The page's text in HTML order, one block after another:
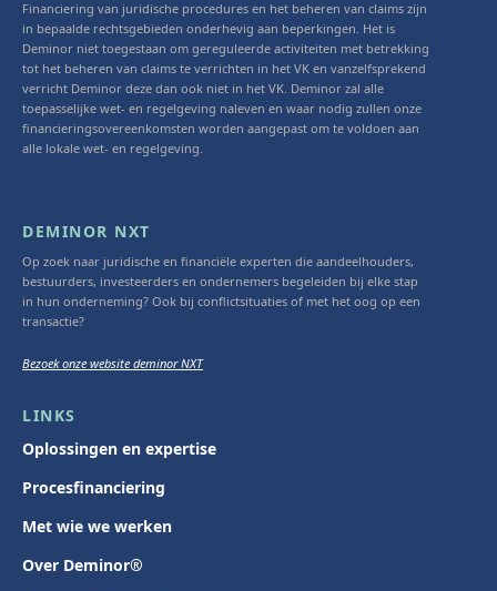
Financiering van juridische procedures en het beheren van claims zijn
in bepaalde rechtsgebieden onderhevig aan beperkingen. Het is
Deminor niet toegestaan om gereguleerde activiteiten met betrekking
tot het beheren van claims te verrichten in het VK en vanzelfsprekend
verricht Deminor deze dan ook niet in het VK. Deminor zal alle
toepasselijke wet- en regelgeving naleven en waar nodig zullen onze
financieringsovereenkomsten worden aangepast om te voldoen aan
alle lokale wet- en regelgeving.
DEMINOR NXT
Op zoek naar juridische en financiële experten die aandeelhouders,
bestuurders, investeerders en ondernemers begeleiden bij elke stap
in hun onderneming? Ook bij conflictsituaties of met het oog op een
transactie?
Bezoek onze website deminor NXT
LINKS
Oplossingen en expertise
Procesfinanciering
Met wie we werken
Over Deminor®